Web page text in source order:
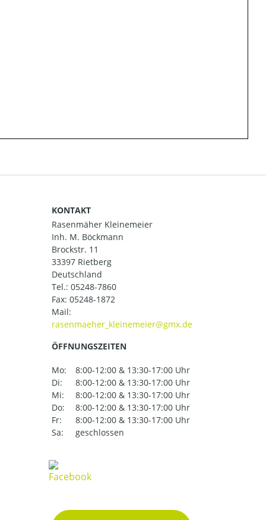
KONTAKT
Rasenmäher Kleinemeier
Inh. M. Böckmann
Brockstr. 11
33397 Rietberg
Deutschland
Tel.: 05248-7860
Fax: 05248-1872
Mail:
ÖFFNUNGSZEITEN
Mo:
8:00-12:00 & 13:30-17:00 Uhr
Di:
8:00-12:00 & 13:30-17:00 Uhr
Mi:
8:00-12:00 & 13:30-17:00 Uhr
Do:
8:00-12:00 & 13:30-17:00 Uhr
Fr:
8:00-12:00 & 13:30-17:00 Uhr
Sa:
geschlossen